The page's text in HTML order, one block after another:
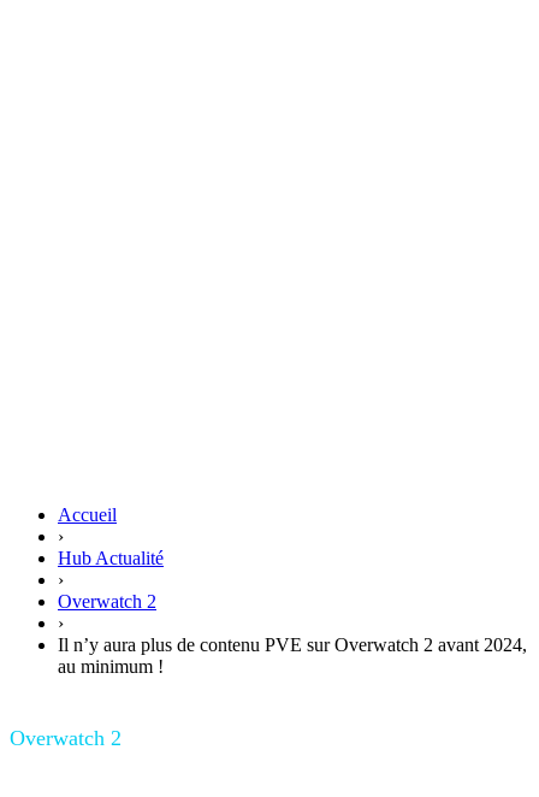
Accueil
›
Hub Actualité
›
Overwatch 2
›
Il n’y aura plus de contenu PVE sur Overwatch 2 avant 2024,
au minimum !
Overwatch 2